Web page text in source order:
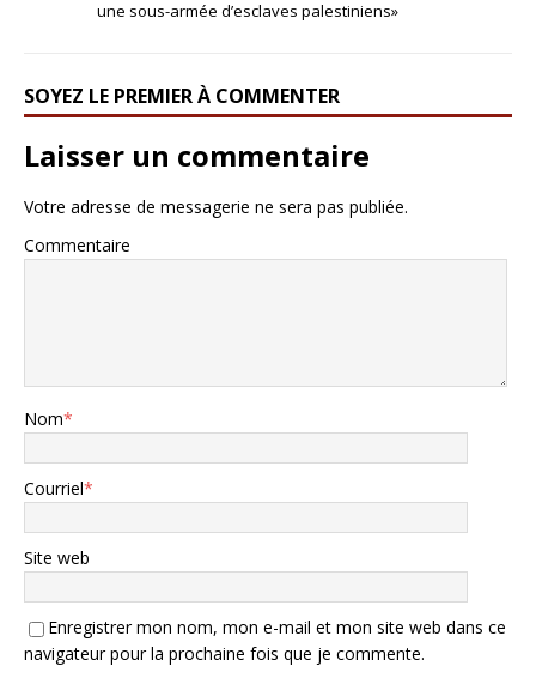
une sous-armée d’esclaves palestiniens»
SOYEZ LE PREMIER À COMMENTER
Laisser un commentaire
Votre adresse de messagerie ne sera pas publiée.
Commentaire
Nom*
Courriel*
Site web
Enregistrer mon nom, mon e-mail et mon site web dans ce
navigateur pour la prochaine fois que je commente.